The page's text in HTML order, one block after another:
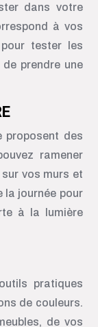
dans votre
à vos
tester les
prendre une
proposent des
ramener
vos murs et
la journée pour
à la lumière
pratiques
de couleurs.
de vos